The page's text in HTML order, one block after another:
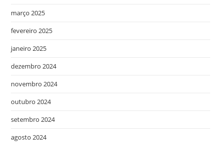
março 2025
fevereiro 2025
janeiro 2025
dezembro 2024
novembro 2024
outubro 2024
setembro 2024
agosto 2024